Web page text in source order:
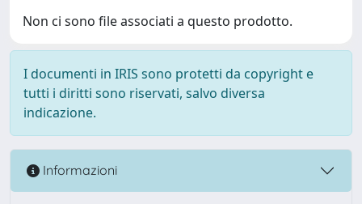
Non ci sono file associati a questo prodotto.
I documenti in IRIS sono protetti da copyright e
tutti i diritti sono riservati, salvo diversa
indicazione.
Informazioni